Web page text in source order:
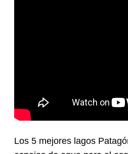
Los 5 mejores lagos